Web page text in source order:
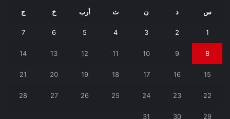
س د ن ث أرب خ ج
1
2
3
4
5
6
7
8
9
10
11
12
13
14
15
16
17
18
19
20
21
22
23
24
25
26
27
28
29
30
31